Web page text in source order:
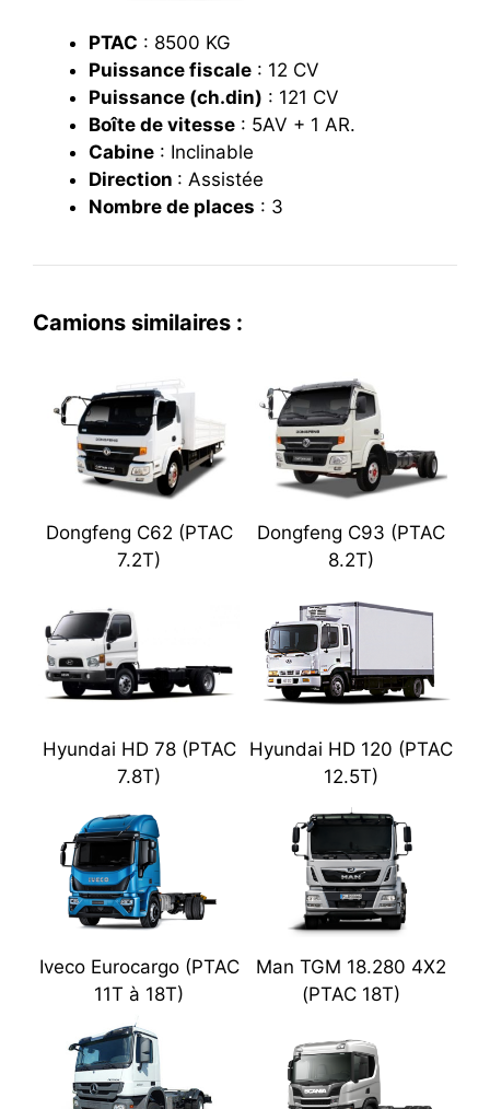
PTAC : 8500 KG
Puissance fiscale : 12 CV
Puissance (ch.din) : 121 CV
Boîte de vitesse : 5AV + 1 AR.
Cabine : Inclinable
Direction : Assistée
Nombre de places : 3
Camions similaires :
Dongfeng C62 (PTAC
7.2T)
Dongfeng C93 (PTAC
8.2T)
Hyundai HD 78 (PTAC
7.8T)
Hyundai HD 120 (PTAC
12.5T)
Iveco Eurocargo (PTAC
11T à 18T)
Man TGM 18.280 4X2
(PTAC 18T)